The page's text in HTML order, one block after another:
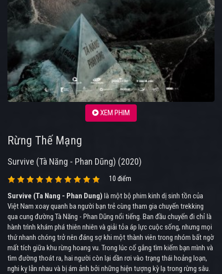
XEM PHIM
Rừng Thế Mạng
Survive (Tà Năng - Phan Dũng) (2020)
10 điểm
Survive (Ta Nang - Phan Dung) là một bộ phim kinh dị sinh tồn của
Việt Nam xoay quanh ba người bạn trẻ cùng tham gia chuyến trekking
qua cung đường Tà Năng - Phan Dũng nổi tiếng. Ban đầu chuyến đi chỉ là
hành trình khám phá thiên nhiên và giải tỏa áp lực cuộc sống, nhưng mọi
thứ nhanh chóng trở nên đáng sợ khi một thành viên trong nhóm bất ngờ
mất tích giữa khu rừng hoang vu. Trong lúc cố gắng tìm kiếm bạn mình và
tìm đường thoát ra, hai người còn lại dần rơi vào trạng thái hoảng loạn,
nghi kỵ lẫn nhau và bị ám ảnh bởi những hiện tượng kỳ lạ trong rừng sâu.